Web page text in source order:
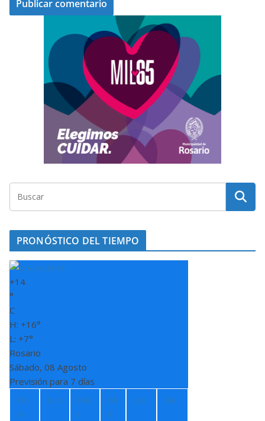
PRONÓSTICO DEL TIEMPO
+14
°
C
H: +16°
L: +7°
Rosario
Sábado, 08 Agosto
Previsión para 7 días
Do
m
Lun
Ma
r
Mi
é
Jue Vie